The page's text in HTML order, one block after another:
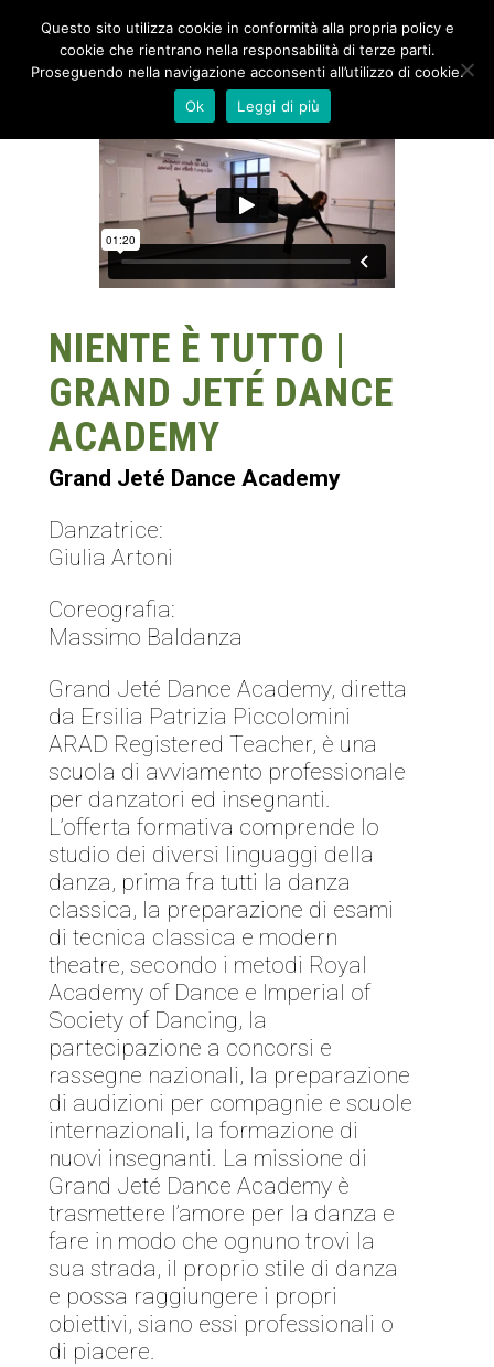
NIENTE È TUTTO |
GRAND JETÉ DANCE
ACADEMY
Grand Jeté Dance Academy
Danzatrice:
Giulia Artoni
Coreografia:
Massimo Baldanza
Grand Jeté Dance Academy, diretta
da Ersilia Patrizia Piccolomini
ARAD Registered Teacher, è una
scuola di avviamento professionale
per danzatori ed insegnanti.
L’offerta formativa comprende lo
studio dei diversi linguaggi della
danza, prima fra tutti la danza
classica, la preparazione di esami
di tecnica classica e modern
theatre, secondo i metodi Royal
Academy of Dance e Imperial of
Society of Dancing, la
partecipazione a concorsi e
rassegne nazionali, la preparazione
di audizioni per compagnie e scuole
internazionali, la formazione di
nuovi insegnanti. La missione di
Grand Jeté Dance Academy è
trasmettere l’amore per la danza e
fare in modo che ognuno trovi la
sua strada, il proprio stile di danza
e possa raggiungere i propri
obiettivi, siano essi professionali o
di piacere.
Questo sito utilizza cookie in conformità alla propria policy e
cookie che rientrano nella responsabilità di terze parti.
Proseguendo nella navigazione acconsenti all’utilizzo di cookie.
Ok
Leggi di più